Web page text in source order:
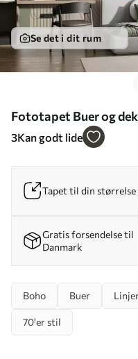
Se det i dit rum
Fototapet Buer og
Nr. u94153
3Kan godt lide
Tapet til din størrelse
Gratis forsendelse til
Danmark
Boho Buer
70'er stil